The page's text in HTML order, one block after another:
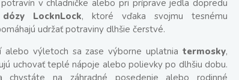
v chladničke alebo pri príprave jedla dopredu
dózy LocknLock, ktoré vďaka svojmu tesnému
udržať potraviny dlhšie čerstvé.
alebo výletoch sa zase výborne uplatnia termosky,
uchovať teplé nápoje alebo polievky po dlhšiu dobu.
na záhradné posedenie alebo rodinné